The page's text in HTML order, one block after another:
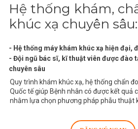
- Hệ thống máy khám khúc xạ hiện đại,
- Đội ngũ bác sĩ, kĩ thuật viên được đào
chuyên sâu
Hệ thống khám,
khúc xạ chuyên sâu:
Quy trình khám khúc xạ, hệ thống chẩn
Quốc tế giúp Bệnh nhân có được kết quả
nhằm lựa chọn phương pháp phẫu thuật